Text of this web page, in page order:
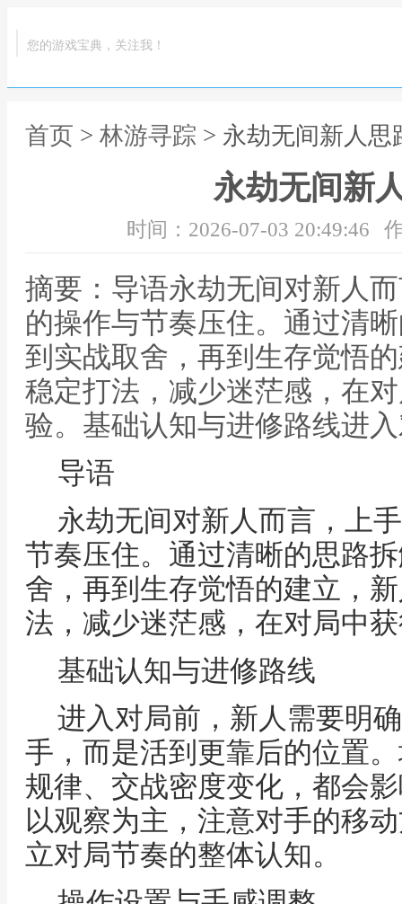
您的游戏宝典，关注我！
首页 > 林游寻踪 > 永劫无间新人思
永劫无间新
时间：2026-07-03 20:49:46
摘要：导语永劫无间对新人
的操作与节奏压住。通过清
到实战取舍，再到生存觉悟
稳定打法，减少迷茫感，在
验。基础认知与进修路线进
导语
永劫无间对新人而言，上
节奏压住。通过清晰的思路
舍，再到生存觉悟的建立，
法，减少迷茫感，在对局中
基础认知与进修路线
进入对局前，新人需要明
手，而是活到更靠后的位置
规律、交战密度变化，都会
以观察为主，注意对手的移
立对局节奏的整体认知。